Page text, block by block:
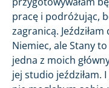
pracę i podróżując,
zagranicą.
Niemiec, ale Stany
jedna z moich
jej studio jeździłam.